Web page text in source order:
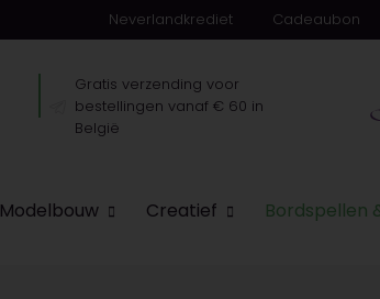
Neverlandkrediet Cadeaubon
Gratis verzending voor
bestellingen vanaf € 60 in
België
Modelbouw Creatief Bordspellen